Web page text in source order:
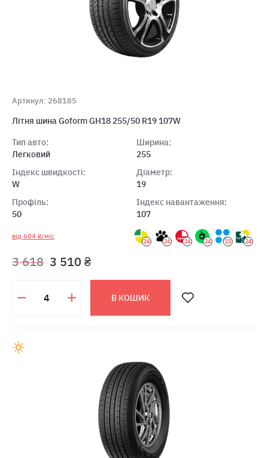
Артикул: 268185
Літня шина Goform GH18 255/50 R19 107W
Тип авто:
Легковий
Індекс швидкості:
W
Профіль:
50
Ширина:
255
Діаметр:
19
Індекс навантаження:
107
від 604 ₴/міс
24 24 24 24 15 24
3 618 3 510 ₴
В КОШИК